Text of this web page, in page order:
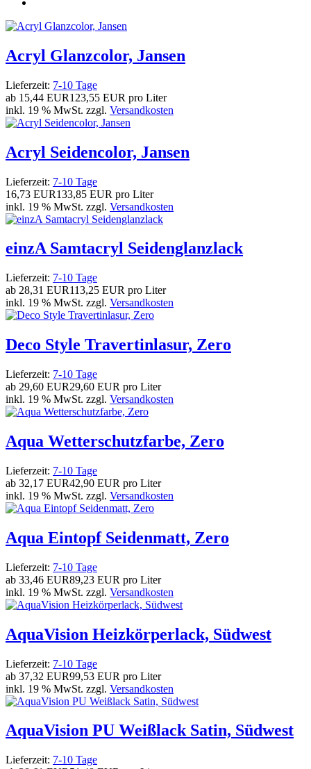
Acryl Glanzcolor, Jansen
Lieferzeit: 7-10 Tage
ab 15,44 EUR123,55 EUR pro Liter
inkl. 19 % MwSt. zzgl. Versandkosten
Acryl Seidencolor, Jansen
Lieferzeit: 7-10 Tage
16,73 EUR133,85 EUR pro Liter
inkl. 19 % MwSt. zzgl. Versandkosten
einzA Samtacryl Seidenglanzlack
Lieferzeit: 7-10 Tage
ab 28,31 EUR113,25 EUR pro Liter
inkl. 19 % MwSt. zzgl. Versandkosten
Deco Style Travertinlasur, Zero
Lieferzeit: 7-10 Tage
ab 29,60 EUR29,60 EUR pro Liter
inkl. 19 % MwSt. zzgl. Versandkosten
Aqua Wetterschutzfarbe, Zero
Lieferzeit: 7-10 Tage
ab 32,17 EUR42,90 EUR pro Liter
inkl. 19 % MwSt. zzgl. Versandkosten
Aqua Eintopf Seidenmatt, Zero
Lieferzeit: 7-10 Tage
ab 33,46 EUR89,23 EUR pro Liter
inkl. 19 % MwSt. zzgl. Versandkosten
AquaVision Heizkörperlack, Südwest
Lieferzeit: 7-10 Tage
ab 37,32 EUR99,53 EUR pro Liter
inkl. 19 % MwSt. zzgl. Versandkosten
AquaVision PU Weißlack Satin, Südwest
Lieferzeit: 7-10 Tage